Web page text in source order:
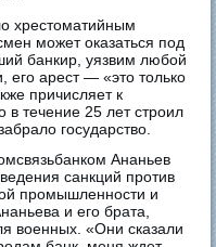
хрестоматийным
может оказаться под
банкир, уязвим любой
его арест — «это только
причисляет к
в течение 25 лет строил
государство.
Ананьев
санкций против
промышленности и
и его брата,
военных. «Они сказали